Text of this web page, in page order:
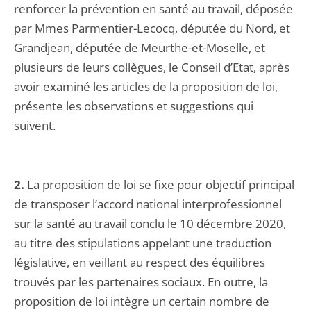
renforcer la prévention en santé au travail, déposée
par Mmes Parmentier-Lecocq, députée du Nord, et
Grandjean, députée de Meurthe-et-Moselle, et
plusieurs de leurs collègues, le Conseil d’Etat, après
avoir examiné les articles de la proposition de loi,
présente les observations et suggestions qui
suivent.
2. La proposition de loi se fixe pour objectif principal
de transposer l’accord national interprofessionnel
sur la santé au travail conclu le 10 décembre 2020,
au titre des stipulations appelant une traduction
législative, en veillant au respect des équilibres
trouvés par les partenaires sociaux. En outre, la
proposition de loi intègre un certain nombre de